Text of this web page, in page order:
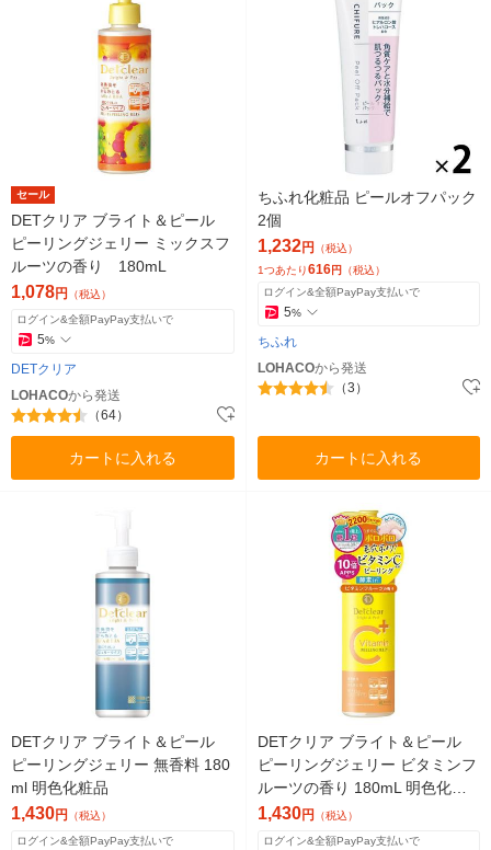
セール
DETクリア ブライト＆ピール
ピーリングジェリー ミックスフ
ルーツの香り 180mL
1,078円 （税込）
ログイン&全額PayPay支払いで
5%
DETクリア
LOHACOから発送
（64）
カートに入れる
ちふれ化粧品 ピールオフパック
2個
1,232円 （税込）
1つあたり616円 （税込）
ログイン&全額PayPay支払いで
5%
ちふれ
LOHACOから発送
（3）
カートに入れる
DETクリア ブライト＆ピール
ピーリングジェリー 無香料 180
ml 明色化粧品
1,430円 （税込）
ログイン&全額PayPay支払いで
DETクリア ブライト＆ピール
ピーリングジェリー ビタミンフ
ルーツの香り 180mL 明色化粧
品
1,430円 （税込）
ログイン&全額PayPay支払いで